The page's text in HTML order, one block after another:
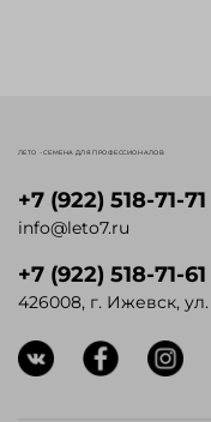
+7 (922) 518-71-71
info@leto7.ru
+7 (922) 518-71-61
426008, г. Ижевск,
ЛЕТО - СЕМЕНА ДЛЯ ПРОФЕССИОНАЛОВ